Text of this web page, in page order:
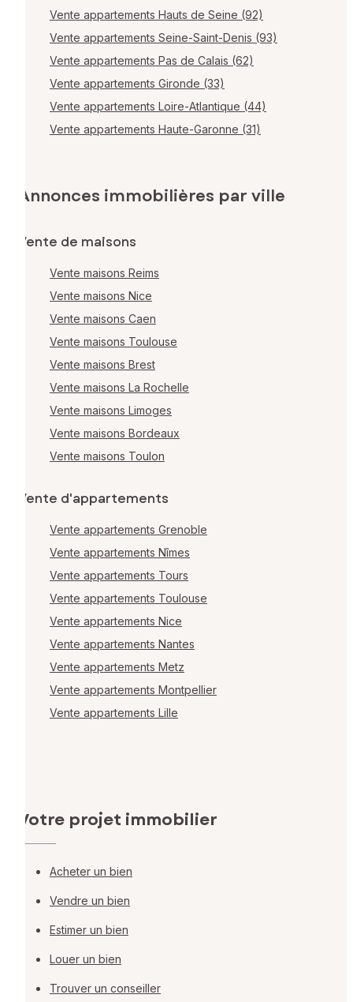
Vente appartements Hauts de Seine (92)
Vente appartements Seine-Saint-Denis (93)
Vente appartements Pas de Calais (62)
Vente appartements Gironde (33)
Vente appartements Loire-Atlantique (44)
Vente appartements Haute-Garonne (31)
Annonces immobilières par ville
Vente de maisons
Vente maisons Reims
Vente maisons Nice
Vente maisons Caen
Vente maisons Toulouse
Vente maisons Brest
Vente maisons La Rochelle
Vente maisons Limoges
Vente maisons Bordeaux
Vente maisons Toulon
Vente d'appartements
Vente appartements Grenoble
Vente appartements Nîmes
Vente appartements Tours
Vente appartements Toulouse
Vente appartements Nice
Vente appartements Nantes
Vente appartements Metz
Vente appartements Montpellier
Vente appartements Lille
Votre projet immobilier
Acheter un bien
Vendre un bien
Estimer un bien
Louer un bien
Trouver un conseiller